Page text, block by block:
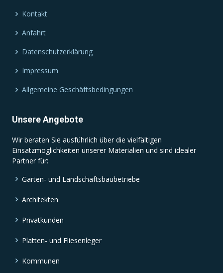
Kontakt
Anfahrt
Datenschutzerklärung
Impressum
Allgemeine Geschäftsbedingungen
Unsere Angebote
Wir beraten Sie ausführlich über die vielfältigen
Einsatzmöglichkeiten unserer Materialien und sind idealer
Partner für:
Garten- und Landschaftsbaubetriebe
Architekten
Privatkunden
Platten- und Fliesenleger
Kommunen